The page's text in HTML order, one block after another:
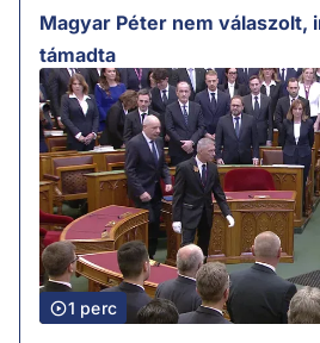
Magyar Péter nem válaszolt,
támadta
1 perc